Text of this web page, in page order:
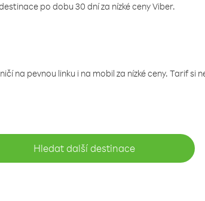
po dobu 30 dní za nízké ceny Viber.
na pevnou linku i na mobil za nízké ceny. Tarif si
Hledat další destinace